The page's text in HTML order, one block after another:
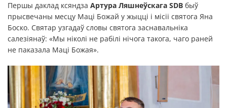
Першы даклад ксяндза Артура Ляшнеўскага SDB быў
прысвечаны месцу Маці Божай у жыцці і місіі святога Яна
Боско. Святар узгадаў словы святога заснавальніка
салезіянаў: «Мы ніколі не рабілі нічога такога, чаго раней
не паказала Маці Божая».